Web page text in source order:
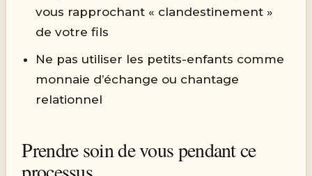
vous rapprochant « clandestinement »
de votre fils
Ne pas utiliser les petits-enfants comme
monnaie d’échange ou chantage
relationnel
Prendre soin de vous pendant ce